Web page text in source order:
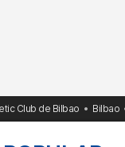
Club de Bilbao Bilbao